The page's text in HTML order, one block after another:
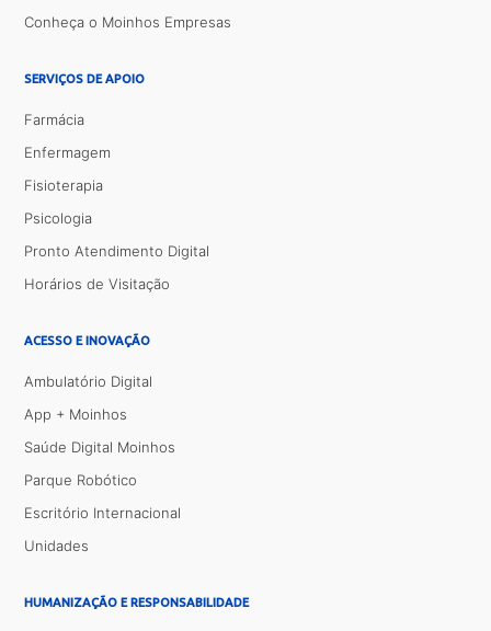
Conheça o Moinhos Empresas
SERVIÇOS DE APOIO
Farmácia
Enfermagem
Fisioterapia
Psicologia
Pronto Atendimento Digital
Horários de Visitação
ACESSO E INOVAÇÃO
Ambulatório Digital
App + Moinhos
Saúde Digital Moinhos
Parque Robótico
Escritório Internacional
Unidades
HUMANIZAÇÃO E RESPONSABILIDADE